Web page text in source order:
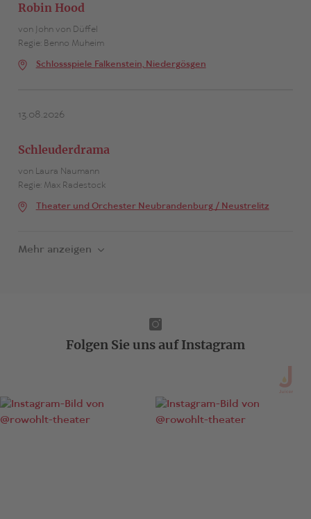
Robin Hood
von John von Düffel
Regie: Benno Muheim
Schlossspiele Falkenstein, Niedergösgen
13.08.2026
Schleuderdrama
von Laura Naumann
Regie: Max Radestock
Theater und Orchester Neubrandenburg / Neustrelitz
Mehr anzeigen
Folgen Sie uns auf Instagram